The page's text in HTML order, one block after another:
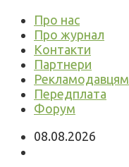
Про нас
Про журнал
Контакти
Партнери
Рекламодавцям
Передплата
Форум
08.08.2026